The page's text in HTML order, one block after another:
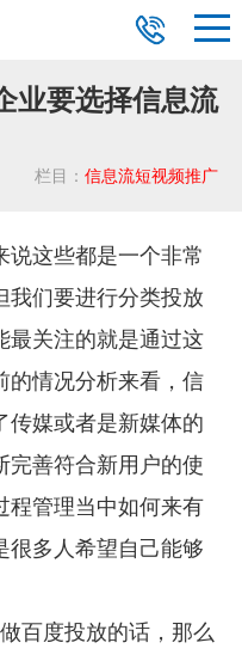
业要选择信息流
栏目： 信息流短视频推广
这些都是一个非常
我们要进行分类投放
最关注的就是通过这
的情况分析来看，信
传媒或者是新媒体的
完善符合新用户的使
程管理当中如何来有
很多人希望自己能够
度投放的话，那么